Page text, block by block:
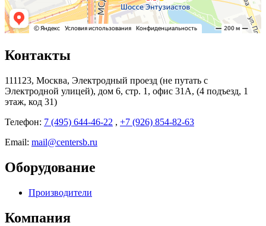
Контакты
111123, Москва, Электродный проезд (не путать с
Электродной улицей), дом 6, стр. 1, офис 31А, (4 подъезд, 1
этаж, код 31)
Телефон: 7 (495) 644-46-22 , +7 (926) 854-82-63
Email: mail@centersb.ru
Оборудование
Производители
Компания